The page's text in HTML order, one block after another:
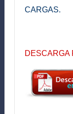
CARGAS.
DESCARGA